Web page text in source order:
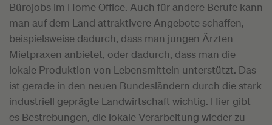
Bürojobs im Home Office. Auch für andere Berufe kann
man auf dem Land attraktivere Angebote schaffen,
beispielsweise dadurch, dass man jungen Ärzten
Mietpraxen anbietet, oder dadurch, dass man die
lokale Produktion von Lebensmitteln unterstützt. Das
ist gerade in den neuen Bundesländern durch die stark
industriell geprägte Landwirtschaft wichtig. Hier gibt
es Bestrebungen, die lokale Verarbeitung wieder zu